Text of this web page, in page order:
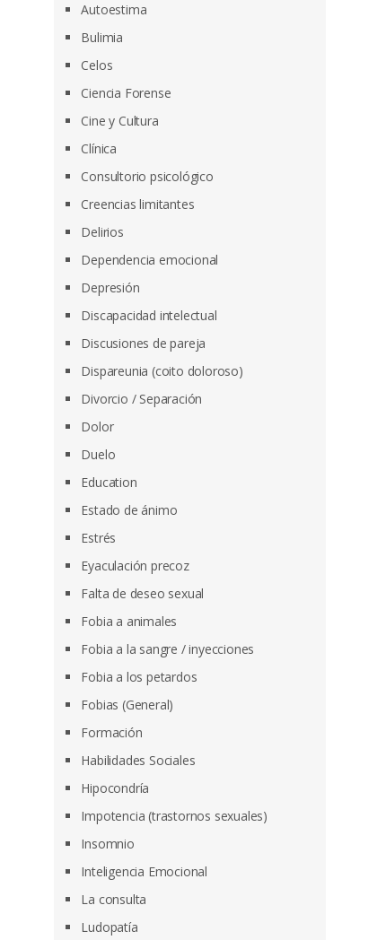
Autoestima
Bulimia
Celos
Ciencia Forense
Cine y Cultura
Clínica
Consultorio psicológico
Creencias limitantes
Delirios
Dependencia emocional
Depresión
Discapacidad intelectual
Discusiones de pareja
Dispareunia (coito doloroso)
Divorcio / Separación
Dolor
Duelo
Education
Estado de ánimo
Estrés
Eyaculación precoz
Falta de deseo sexual
Fobia a animales
Fobia a la sangre / inyecciones
Fobia a los petardos
Fobias (General)
Formación
Habilidades Sociales
Hipocondría
Impotencia (trastornos sexuales)
Insomnio
Inteligencia Emocional
La consulta
Ludopatía